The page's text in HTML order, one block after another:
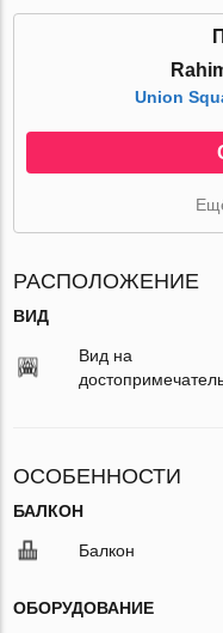
Union
РАСПОЛОЖЕНИЕ
ВИД
Вид на
ОСОБЕННОСТИ
БАЛКОН
Балкон
ОБОРУДОВАНИЕ